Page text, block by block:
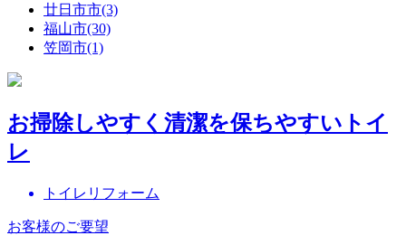
廿日市市(3)
福山市(30)
笠岡市(1)
お掃除しやすく清潔を保ちやすいトイ
レ
トイレリフォーム
お客様のご要望